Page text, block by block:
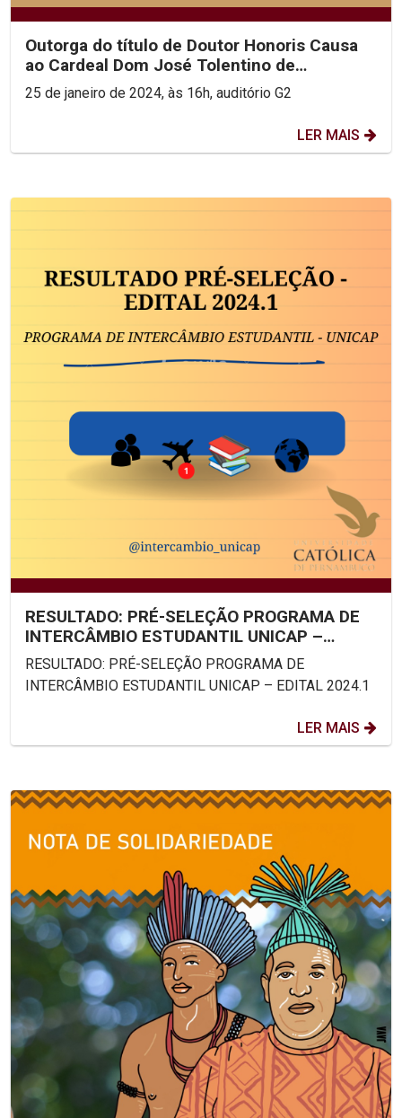
Outorga do título de Doutor Honoris Causa
ao Cardeal Dom José Tolentino de
Mendonça
25 de janeiro de 2024, às 16h, auditório G2
LER MAIS
RESULTADO: PRÉ-SELEÇÃO PROGRAMA DE
INTERCÂMBIO ESTUDANTIL UNICAP –
EDITAL 2024.1
RESULTADO: PRÉ-SELEÇÃO PROGRAMA DE
INTERCÂMBIO ESTUDANTIL UNICAP – EDITAL 2024.1
LER MAIS